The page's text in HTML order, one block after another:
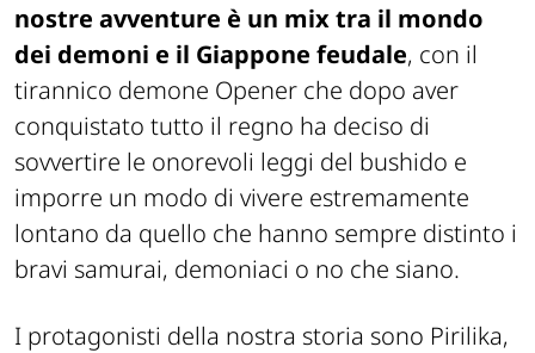
nostre avventure è un mix tra il mondo
dei demoni e il Giappone feudale, con il
tirannico demone Opener che dopo aver
conquistato tutto il regno ha deciso di
sovvertire le onorevoli leggi del bushido e
imporre un modo di vivere estremamente
lontano da quello che hanno sempre distinto i
bravi samurai, demoniaci o no che siano.
I protagonisti della nostra storia sono Pirilika,